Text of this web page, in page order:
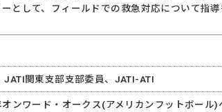
として、フィールドでの救急対応について指
関東支部支部委員、JATI-ATI
ンワード・オークス(アメリカンフットボール